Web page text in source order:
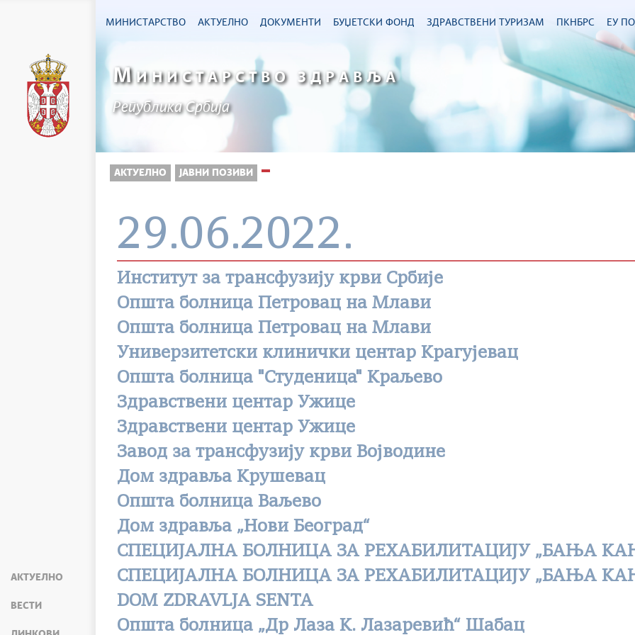
АКТУЕЛНО
ВЕСТИ
МИНИСТАРСТВО АКТУЕЛНО ДОКУМЕНТИ БУЏЕТСКИ ФОНД ЗДРАВСТВЕНИ ТУРИЗАМ ПКНБРС ЕУ
М ИНИСТАРСТВО ЗДРАВЉА
Република Србија
АКТУЕЛНО ЈАВНИ ПОЗИВИ
29.06.2022.
Институт за трансфузију крви Србије
Општа болница Петровац на Млави
Општа болница Петровац на Млави
Универзитетски клинички центар Крагујевац
Општа болница "Студеница" Краљево
Здравствени центар Ужице
Здравствени центар Ужице
Завод за трансфузију крви Војводине
Дом здравља Крушевац
Oпшта болница Ваљево
Дом здравља „Нови Београд“
СПЕЦИЈАЛНА БОЛНИЦА ЗА РЕХАБИЛИТАЦИЈУ „БАЊА
СПЕЦИЈАЛНА БОЛНИЦА ЗА РЕХАБИЛИТАЦИЈУ „БАЊА
DOM ZDRAVLJA SENTA
Општa болницa „Др Лаза К. Лазаревић“ Шабац